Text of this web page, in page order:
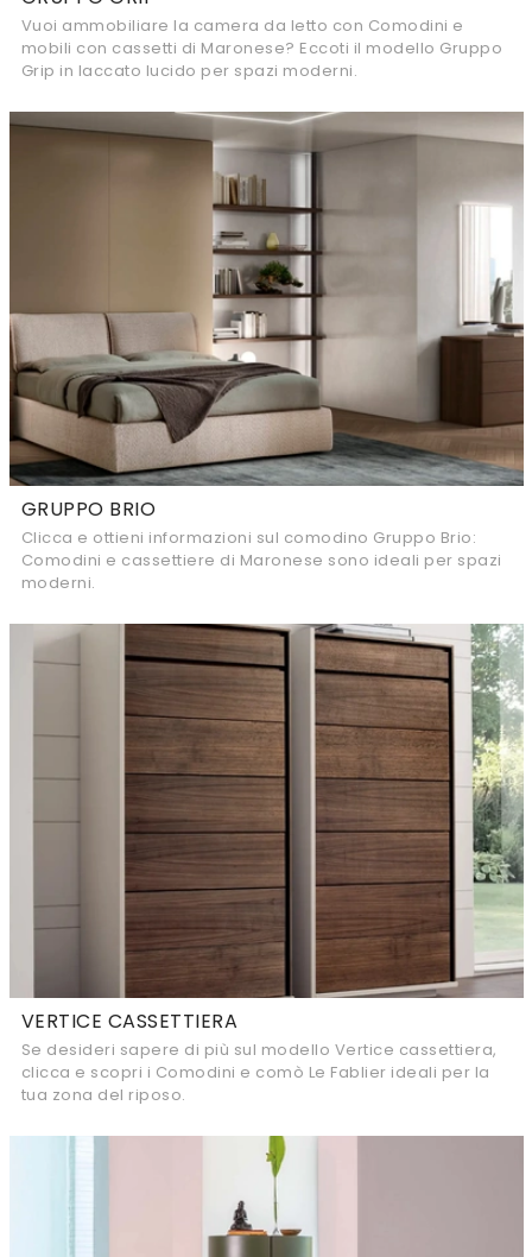
Vuoi ammobiliare la camera da letto con Comodini e
mobili con cassetti di Maronese? Eccoti il modello Gruppo
Grip in laccato lucido per spazi moderni.
GRUPPO BRIO
Clicca e ottieni informazioni sul comodino Gruppo Brio:
Comodini e cassettiere di Maronese sono ideali per spazi
moderni.
VERTICE CASSETTIERA
Se desideri sapere di più sul modello Vertice cassettiera,
clicca e scopri i Comodini e comò Le Fablier ideali per la
tua zona del riposo.